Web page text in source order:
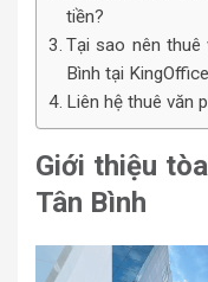
tiền?
Tại sao nên thuê
Bình tại
Liên hệ thuê văn
Giới thiệu
Tân Bình